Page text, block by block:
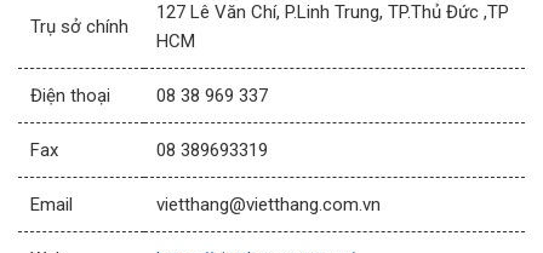
Trụ sở chính
127 Lê Văn Chí, P.Linh Trung, TP.Thủ Đức ,TP
HCM
Điện thoại 08 38 969 337
Fax 08 389693319
Email vietthang@vietthang.com.vn